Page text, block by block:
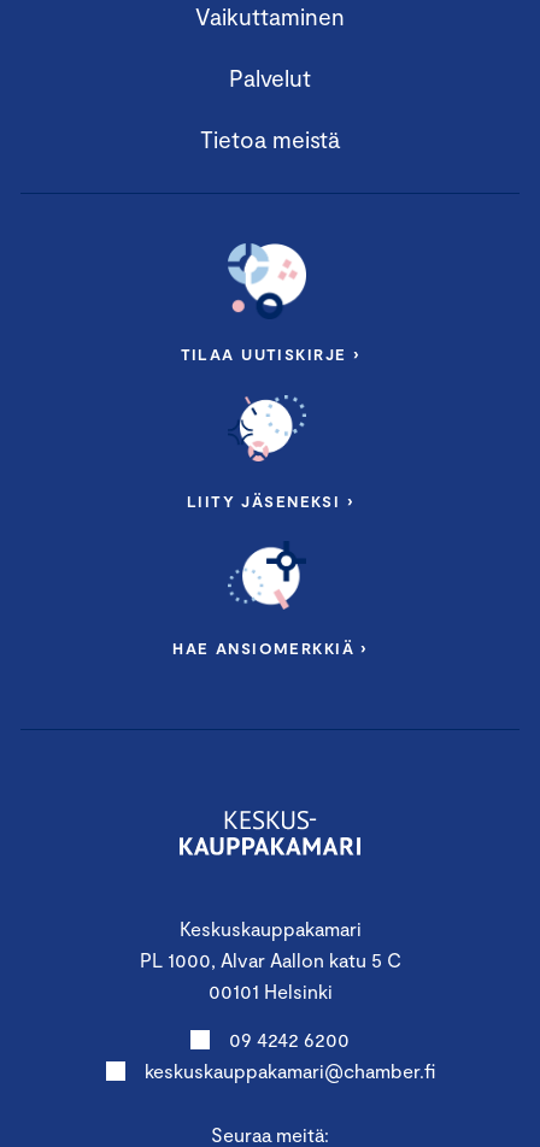
Keskuskauppakamari
PL 1000, Alvar Aallon katu 5 C
00101 Helsinki
09 4242 6200
keskuskauppakamari@chamber.fi
Seuraa meitä:
Vaikuttaminen
Palvelut
Tietoa meistä
TILAA UUTISKIRJE ›
LIITY JÄSENEKSI ›
HAE ANSIOMERKKIÄ ›